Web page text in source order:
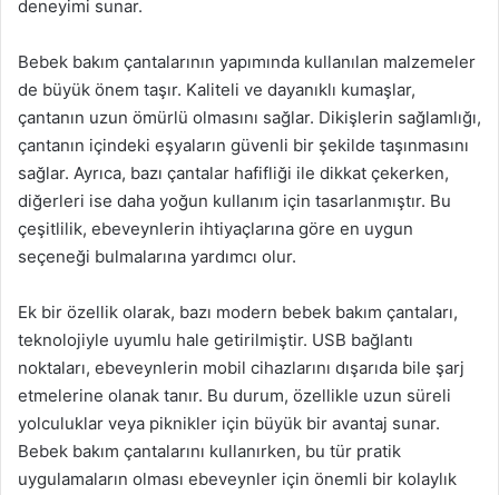
deneyimi sunar.
Bebek bakım çantalarının yapımında kullanılan malzemeler
de büyük önem taşır. Kaliteli ve dayanıklı kumaşlar,
çantanın uzun ömürlü olmasını sağlar. Dikişlerin sağlamlığı,
çantanın içindeki eşyaların güvenli bir şekilde taşınmasını
sağlar. Ayrıca, bazı çantalar hafifliği ile dikkat çekerken,
diğerleri ise daha yoğun kullanım için tasarlanmıştır. Bu
çeşitlilik, ebeveynlerin ihtiyaçlarına göre en uygun
seçeneği bulmalarına yardımcı olur.
Ek bir özellik olarak, bazı modern bebek bakım çantaları,
teknolojiyle uyumlu hale getirilmiştir. USB bağlantı
noktaları, ebeveynlerin mobil cihazlarını dışarıda bile şarj
etmelerine olanak tanır. Bu durum, özellikle uzun süreli
yolculuklar veya piknikler için büyük bir avantaj sunar.
Bebek bakım çantalarını kullanırken, bu tür pratik
uygulamaların olması ebeveynler için önemli bir kolaylık